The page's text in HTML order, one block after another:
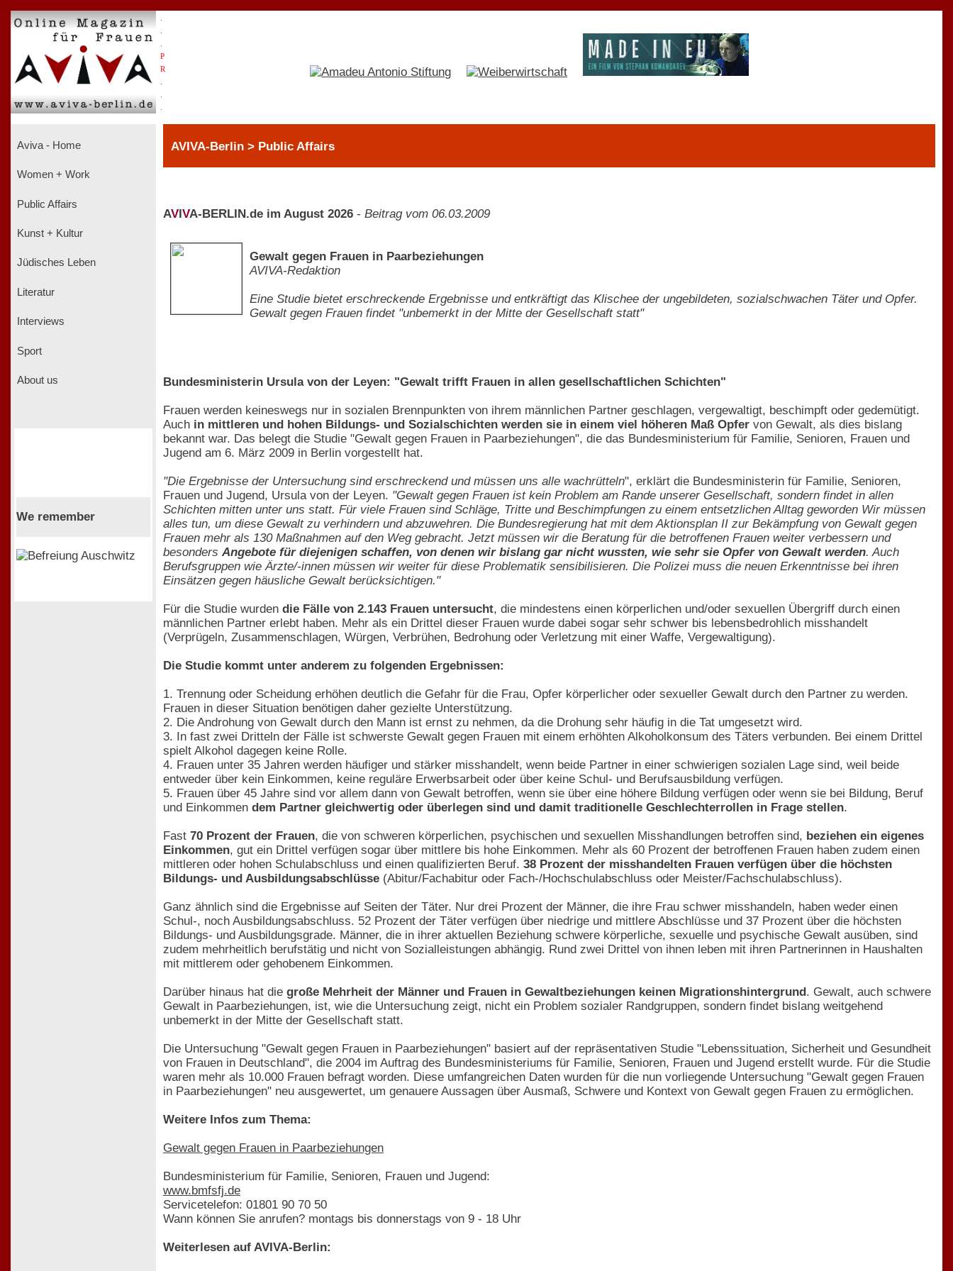
P
R
Aviva - Home
Women + Work
Public Affairs
Kunst + Kultur
Jüdisches Leben
Literatur
Interviews
Sport
About us
We remember
AVIVA-Berlin > Public Affairs
AV VA-BERLIN.de im August 2026 - Beitrag vom 06.03.2009
Gewalt gegen Frauen in Paarbeziehungen
AVIVA-Redaktion
Eine Studie bietet erschreckende Ergebnisse und entkräftigt das Klischee der ungebildeten, sozialschwachen Täter und Opfer.
Gewalt gegen Frauen findet "unbemerkt in der Mitte der Gesellschaft statt"
Bundesministerin Ursula von der Leyen: "Gewalt trifft Frauen in allen gesellschaftlichen Schichten"
Frauen werden keineswegs nur in sozialen Brennpunkten von ihrem männlichen Partner geschlagen, vergewaltigt, beschimpft oder gedemütigt.
Auch in mittleren und hohen Bildungs- und Sozialschichten werden sie in einem viel höheren Maß Opfer von Gewalt, als dies bislang
bekannt war. Das belegt die Studie "Gewalt gegen Frauen in Paarbeziehungen", die das Bundesministerium für Familie, Senioren, Frauen und
Jugend am 6. März 2009 in Berlin vorgestellt hat.
"Die Ergebnisse der Untersuchung sind erschreckend und müssen uns alle wachrütteln", erklärt die Bundesministerin für Familie, Senioren,
Frauen und Jugend, Ursula von der Leyen. "Gewalt gegen Frauen ist kein Problem am Rande unserer Gesellschaft, sondern findet in allen
Schichten mitten unter uns statt. Für viele Frauen sind Schläge, Tritte und Beschimpfungen zu einem entsetzlichen Alltag geworden Wir müssen
alles tun, um diese Gewalt zu verhindern und abzuwehren. Die Bundesregierung hat mit dem Aktionsplan II zur Bekämpfung von Gewalt gegen
Frauen mehr als 130 Maßnahmen auf den Weg gebracht. Jetzt müssen wir die Beratung für die betroffenen Frauen weiter verbessern und
besonders Angebote für diejenigen schaffen, von denen wir bislang gar nicht wussten, wie sehr sie Opfer von Gewalt werden. Auch
Berufsgruppen wie Ärzte/-innen müssen wir weiter für diese Problematik sensibilisieren. Die Polizei muss die neuen Erkenntnisse bei ihren
Einsätzen gegen häusliche Gewalt berücksichtigen."
Für die Studie wurden die Fälle von 2.143 Frauen untersucht, die mindestens einen körperlichen und/oder sexuellen Übergriff durch einen
männlichen Partner erlebt haben. Mehr als ein Drittel dieser Frauen wurde dabei sogar sehr schwer bis lebensbedrohlich misshandelt
(Verprügeln, Zusammenschlagen, Würgen, Verbrühen, Bedrohung oder Verletzung mit einer Waffe, Vergewaltigung).
Die Studie kommt unter anderem zu folgenden Ergebnissen:
1. Trennung oder Scheidung erhöhen deutlich die Gefahr für die Frau, Opfer körperlicher oder sexueller Gewalt durch den Partner zu werden.
Frauen in dieser Situation benötigen daher gezielte Unterstützung.
2. Die Androhung von Gewalt durch den Mann ist ernst zu nehmen, da die Drohung sehr häufig in die Tat umgesetzt wird.
3. In fast zwei Dritteln der Fälle ist schwerste Gewalt gegen Frauen mit einem erhöhten Alkoholkonsum des Täters verbunden. Bei einem Drittel
spielt Alkohol dagegen keine Rolle.
4. Frauen unter 35 Jahren werden häufiger und stärker misshandelt, wenn beide Partner in einer schwierigen sozialen Lage sind, weil beide
entweder über kein Einkommen, keine reguläre Erwerbsarbeit oder über keine Schul- und Berufsausbildung verfügen.
5. Frauen über 45 Jahre sind vor allem dann von Gewalt betroffen, wenn sie über eine höhere Bildung verfügen oder wenn sie bei Bildung, Beruf
und Einkommen dem Partner gleichwertig oder überlegen sind und damit traditionelle Geschlechterrollen in Frage stellen.
Fast 70 Prozent der Frauen, die von schweren körperlichen, psychischen und sexuellen Misshandlungen betroffen sind, beziehen ein eigenes
Einkommen, gut ein Drittel verfügen sogar über mittlere bis hohe Einkommen. Mehr als 60 Prozent der betroffenen Frauen haben zudem einen
mittleren oder hohen Schulabschluss und einen qualifizierten Beruf. 38 Prozent der misshandelten Frauen verfügen über die höchsten
Bildungs- und Ausbildungsabschlüsse (Abitur/Fachabitur oder Fach-/Hochschulabschluss oder Meister/Fachschulabschluss).
Ganz ähnlich sind die Ergebnisse auf Seiten der Täter. Nur drei Prozent der Männer, die ihre Frau schwer misshandeln, haben weder einen
Schul-, noch Ausbildungsabschluss. 52 Prozent der Täter verfügen über niedrige und mittlere Abschlüsse und 37 Prozent über die höchsten
Bildungs- und Ausbildungsgrade. Männer, die in ihrer aktuellen Beziehung schwere körperliche, sexuelle und psychische Gewalt ausüben, sind
zudem mehrheitlich berufstätig und nicht von Sozialleistungen abhängig. Rund zwei Drittel von ihnen leben mit ihren Partnerinnen in Haushalten
mit mittlerem oder gehobenem Einkommen.
Darüber hinaus hat die große Mehrheit der Männer und Frauen in Gewaltbeziehungen keinen Migrationshintergrund. Gewalt, auch schwere
Gewalt in Paarbeziehungen, ist, wie die Untersuchung zeigt, nicht ein Problem sozialer Randgruppen, sondern findet bislang weitgehend
unbemerkt in der Mitte der Gesellschaft statt.
Die Untersuchung "Gewalt gegen Frauen in Paarbeziehungen" basiert auf der repräsentativen Studie "Lebenssituation, Sicherheit und Gesundheit
von Frauen in Deutschland", die 2004 im Auftrag des Bundesministeriums für Familie, Senioren, Frauen und Jugend erstellt wurde. Für die Studie
waren mehr als 10.000 Frauen befragt worden. Diese umfangreichen Daten wurden für die nun vorliegende Untersuchung "Gewalt gegen Frauen
in Paarbeziehungen" neu ausgewertet, um genauere Aussagen über Ausmaß, Schwere und Kontext von Gewalt gegen Frauen zu ermöglichen.
Weitere Infos zum Thema:
Gewalt gegen Frauen in Paarbeziehungen
Bundesministerium für Familie, Senioren, Frauen und Jugend:
www.bmfsfj.de
Servicetelefon: 01801 90 70 50
Wann können Sie anrufen? montags bis donnerstags von 9 - 18 Uhr
Weiterlesen auf AVIVA-Berlin: